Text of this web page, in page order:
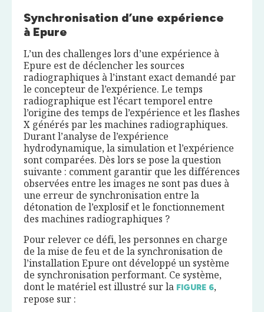
Synchronisation d’une expérience
à Epure
L’un des challenges lors d’une expérience à
Epure est de déclencher les sources
radiographiques à l’instant exact demandé par
le concepteur de l’expérience. Le temps
radiographique est l’écart temporel entre
l’origine des temps de l’expérience et les flashes
X générés par les machines radiographiques.
Durant l’analyse de l’expérience
hydrodynamique, la simulation et l’expérience
sont comparées. Dès lors se pose la question
suivante : comment garantir que les différences
observées entre les images ne sont pas dues à
une erreur de synchronisation entre la
détonation de l’explosif et le fonctionnement
des machines radiographiques ?
Pour relever ce défi, les personnes en charge
de la mise de feu et de la synchronisation de
l’installation Epure ont développé un système
de synchronisation performant. Ce système,
dont le matériel est illustré sur la FIGURE 6,
repose sur :